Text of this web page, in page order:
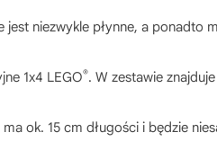
niezwykle płynne, a ponadto
1x4 LEGO®. W zestawie
ok. 15 cm długości i będzie